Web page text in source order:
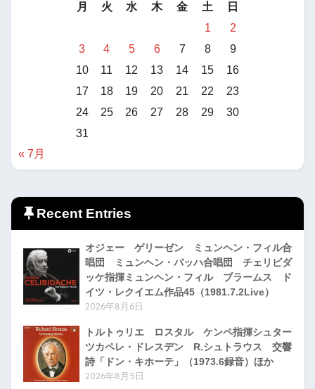
月
火 水 木 金 土
日
1
2
3
4 5 6 7 8
9
10
11 12 13 14 15
16
17
18 19 20 21 22
23
24
25 26 27 28 29
30
31
« 7月
Recent Entries
オジェー ゲリーゼン ミュンヘン・フィル合
唱団 ミュンヘン・バッハ合唱団 チェリビダ
ッケ指揮ミュンヘン・フィル ブラームス ド
イツ・レクイエム作品45（1981.7.2Live）
2026年8月6日
トルトゥリエ ロスタル ケンペ指揮シュター
ツカペレ・ドレスデン R.シュトラウス 交響
詩「ドン・キホーテ」（1973.6録音）ほか
2026年8月5日